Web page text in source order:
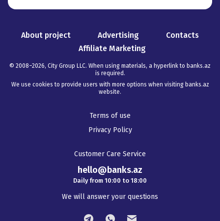
About project Advertising
Contacts
Affiliate Marketing
© 2008–2026, City Group LLC. When using materials, a hyperlink to banks.az
is required .
We use cookies to provide users with more options when visiting banks.az
website.
Terms of use
Privacy Policy
Customer Care Service
hello@banks.az
Daily from 10:00 to 18:00
We will answer your questions